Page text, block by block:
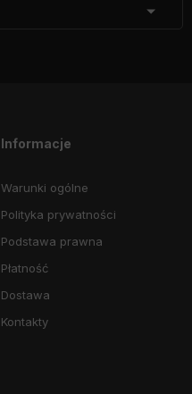
Informacje
Warunki ogólne
Polityka prywatności
Podstawa prawna
Płatność
Dostawa
Kontakty